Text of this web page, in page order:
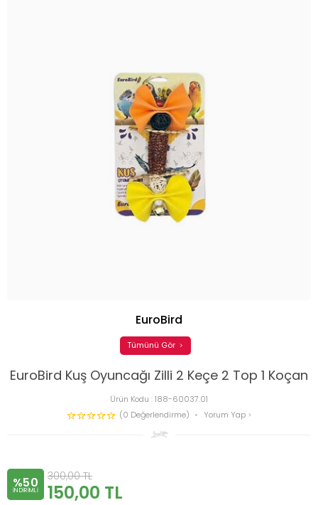
EuroBird Kuş Oyuncağı Zilli 2 Keçe 2 Top 1 Koçan
Ürün Kodu :188-60037.01
(0 Değerlendirme)
Yorum Yap
EuroBird
Tümünü Gör
%50
INDIRIMLI
300,00TL
150,00 TL